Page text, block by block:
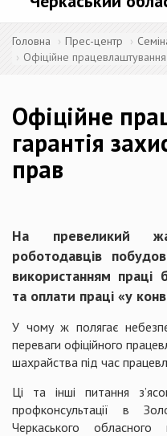
Головна Прес-центр
Офіційне працевлаштування
Офіційне
гарантія
прав
На превеликий
роботодавців
використанням праці
та оплати праці «у
У чому ж полягає
переваги офіційного
шахрайства під час
Ці та інші питання
профконсультації в
Черкаського